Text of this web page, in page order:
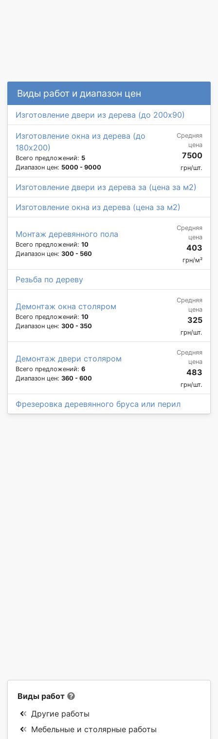
Виды работ и диапазон цен
Изготовление двери из дерева (до 200х90)
Изготовление окна из дерева (до
180х200)
Всего предложений: 5
Диапазон цен: 5000 - 9000
Средняя
цена
7500
грн/шт.
Изготовление двери из дерева за (цена за м2)
Изготовление окна из дерева (цена за м2)
Монтаж деревянного пола
Всего предложений: 10
Диапазон цен: 300 - 560
Средняя
цена
403
грн/м²
Резьба по дереву
Демонтаж окна столяром
Всего предложений: 10
Диапазон цен: 300 - 350
Средняя
цена
325
грн/шт.
Демонтаж двери столяром
Всего предложений: 6
Диапазон цен: 360 - 600
Средняя
цена
483
грн/шт.
Фрезеровка деревянного бруса или перил
Виды работ
Другие работы
Мебельные и столярные работы